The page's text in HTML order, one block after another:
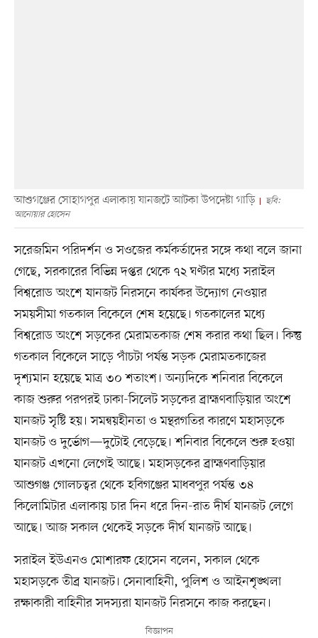
আশুগঞ্জের সোহাগপুর এলাকায় যানজটে আটকা উপদেষ্টা গাড়ি
ছবি:
আনোয়ার হোসেন
সরেজমিন পরিদর্শন ও সওজের কর্মকর্তাদের সঙ্গে কথা বলে জানা
গেছে, সরকারের বিভিন্ন দপ্তর থেকে ৭২ ঘণ্টার মধ্যে সরাইল
বিশ্বরোড অংশে যানজট নিরসনে কার্যকর উদ্যোগ নেওয়ার
সময়সীমা গতকাল বিকেলে শেষ হয়েছে। গতকালের মধ্যে
বিশ্বরোড অংশে সড়কের মেরামতকাজ শেষ করার কথা ছিল। কিন্তু
গতকাল বিকেলে সাড়ে পাঁচটা পর্যন্ত সড়ক মেরামতকাজের
দৃশ্যমান হয়েছে মাত্র ৩০ শতাংশ। অন্যদিকে শনিবার বিকেলে
কাজ শুরুর পরপরই ঢাকা-সিলেট সড়কের ব্রাহ্মণবাড়িয়ার অংশে
যানজট সৃষ্টি হয়। সমন্বয়হীনতা ও মন্থরগতির কারণে মহাসড়কে
যানজট ও দুর্ভোগ—দুটোই বেড়েছে। শনিবার বিকেলে শুরু হওয়া
যানজট এখনো লেগেই আছে। মহাসড়কের ব্রাহ্মণবাড়িয়ার
আশুগঞ্জ গোলচত্বর থেকে হবিগঞ্জের মাধবপুর পর্যন্ত ৩৪
কিলোমিটার এলাকায় চার দিন ধরে দিন-রাত দীর্ঘ যানজট লেগে
আছে। আজ সকাল থেকেই সড়কে দীর্ঘ যানজট আছে।
সরাইল ইউএনও মোশারফ হোসেন বলেন, সকাল থেকে
মহাসড়কে তীব্র যানজট। সেনাবাহিনী, পুলিশ ও আইনশৃঙ্খলা
রক্ষাকারী বাহিনীর সদস্যরা যানজট নিরসনে কাজ করছেন।